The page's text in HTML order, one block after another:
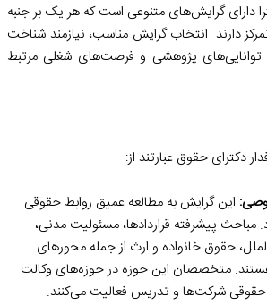
دارای گرایش‌های متنوعی است که هر یک بر جنبه
دارند. انتخاب گرایش مناسب، نیازمند شناخت
پژوهشی و فرصت‌های شغلی مرتبط
دکترای حقوق عبارتند از:
این گرایش به مطالعه عمیق روابط حقوقی
مباحث پیشرفته قراردادها، مسئولیت مدنی،
حقوق خانواده و ارث از جمله محورهای
متخصصان این حوزه در حوزه‌های وکالت
شرکت‌ها و تدریس فعالیت می‌کنند.